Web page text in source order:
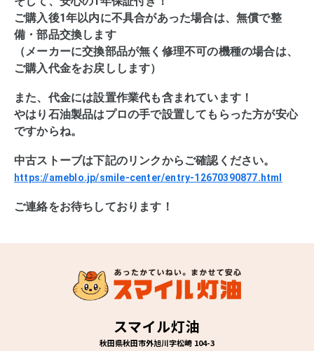
ご購入後1年以内に不具合があった場合は、無償で整
備・部品交換します
（メーカーに交換部品が無く修理不可の機種の場合は、
ご購入代金をお戻しします）
また、代金には設置作業代も含まれています！
やはり石油製品はプロの手で設置してもらった方が安心
ですからね。
中古ストーブは下記のリンクからご確認ください。
https://ameblo.jp/smile-center/entry-12670390877.html
ご連絡をお待ちしております！
スマイル灯油
秋田県秋田市外旭川字松崎 104-3